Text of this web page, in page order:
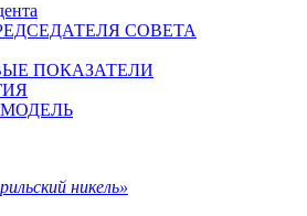
СОВЕТА
ПОКАЗАТЕЛИ
никель»